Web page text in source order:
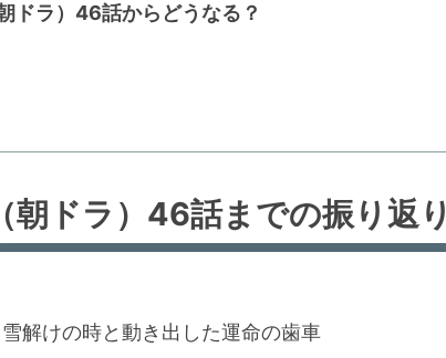
ドラ）46話からどうなる？
朝ドラ）46話までの振り返り
解けの時と動き出した運命の歯車